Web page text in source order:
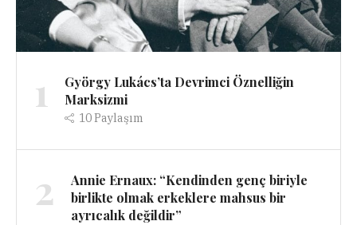
1
György Lukács’ta Devrimci Öznelliğin
Marksizmi
10Paylaşım
2
Annie Ernaux: “Kendinden genç biriyle
birlikte olmak erkeklere mahsus bir
ayrıcalık değildir”